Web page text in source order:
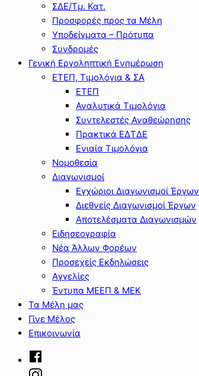
ΣΔΕ/Τμ. Κατ.
Προσφορές προς τα Μέλη
Υποδείγματα – Πρότυπα
Συνδρομές
Γενική Εργοληπτική Ενημέρωση
ΕΤΕΠ, Τιμολόγια & ΣΑ
ΕΤΕΠ
Αναλυτικά Τιμολόγια
Συντελεστές Αναθεώρησης
Πρακτικά ΕΔΤΔΕ
Ενιαία Τιμολόγια
Νομοθεσία
Διαγωνισμοί
Εγχώριοι Διαγωνισμοί Έργων
Διεθνείς Διαγωνισμοί Έργων
Αποτελέσματα Διαγωνισμών
Ειδησεογραφία
Νέα Άλλων Φορέων
Προσεχείς Εκδηλώσεις
Αγγελίες
Έντυπα ΜΕΕΠ & ΜΕΚ
Τα Μέλη μας
Γίνε Μέλος
Επικοινωνία